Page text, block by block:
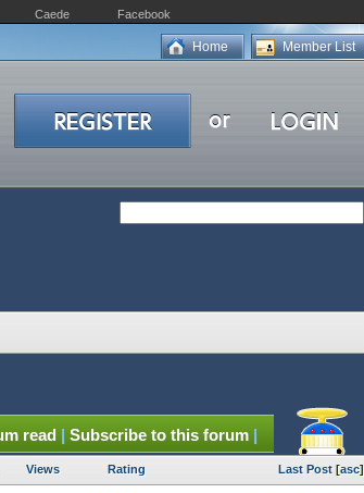
Caede Facebook
Member List
Home
read | Subscribe to this forum |
Views Rating Last Post [asc]